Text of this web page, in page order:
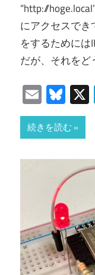
“http://
にアクセスでき
をするために
だが、それをど
Email
続きを読む